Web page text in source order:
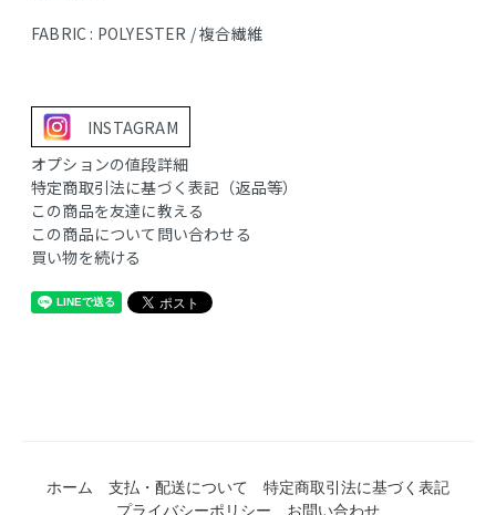
FABRIC : POLYESTER / 複合繊維
INSTAGRAM
オプションの値段詳細
特定商取引法に基づく表記（返品等）
この商品を友達に教える
この商品について問い合わせる
買い物を続ける
ホーム 支払・配送について
特定商取引法に基づく表記
プライバシーポリシー
お問い合わせ